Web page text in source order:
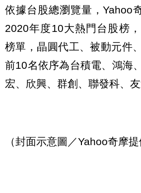
依據台股總瀏覽量，Yahoo
2020年度10大熱門台股榜
榜單，晶圓代工、被動元件
前10名依序為台積電、鴻海
宏、欣興、群創、聯發科、友
（封面示意圖／Yahoo奇摩提